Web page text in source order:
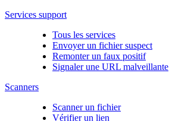
Services support
Tous les services
Envoyer un fichier suspect
Remonter un faux positif
Signaler une URL malveillante
Scanners
Scanner un fichier
Vérifier un lien